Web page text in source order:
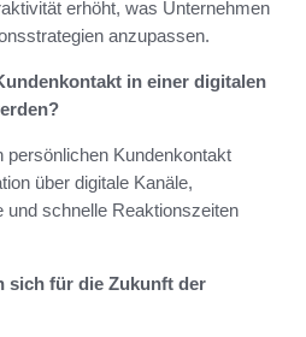
erhöht, was Unternehmen
anzupassen.
in einer digitalen
persönlichen Kundenkontakt
über digitale Kanäle,
und schnelle Reaktionszeiten
sich für die Zukunft der